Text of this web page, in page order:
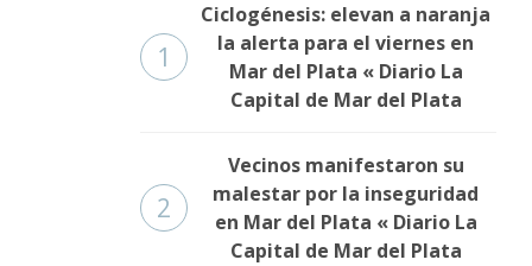
1
Ciclogénesis: elevan a naranja
la alerta para el viernes en
Mar del Plata « Diario La
Capital de Mar del Plata
2
Vecinos manifestaron su
malestar por la inseguridad
en Mar del Plata « Diario La
Capital de Mar del Plata